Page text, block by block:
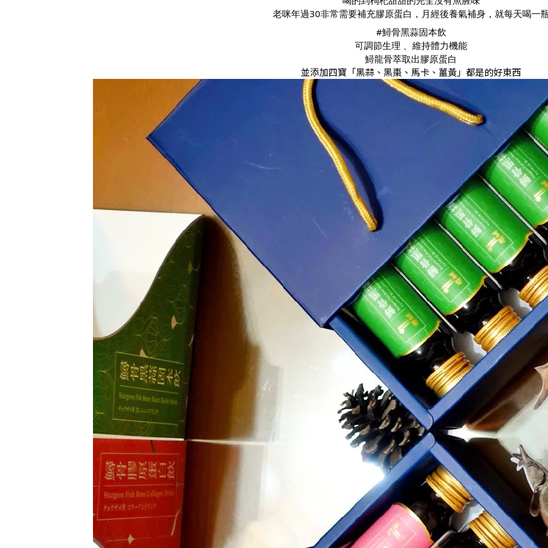
老咪年過30非常需要補充膠原蛋白，月經後養氣補身，就每天喝一
#鱘骨黑蒜固本飲
可調節生理 、維持體力機能
鱘龍骨萃取出膠原蛋白
並添加四寶「黑蒜、黑棗、馬卡、薑黃」都是的好東西